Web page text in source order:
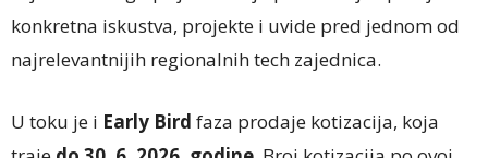
konkretna iskustva, projekte i uvide pred jednom od
najrelevantnijih regionalnih tech zajednica.
U toku je i Early Bird faza prodaje kotizacija, koja